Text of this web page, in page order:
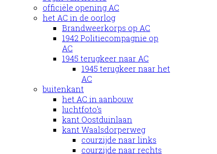
officiële opening AC
het AC in de oorlog
Brandweerkorps op AC
1942 Politiecompagnie op
AC
1945 terugkeer naar AC
1945 terugkeer naar het
AC
buitenkant
het AC in aanbouw
luchtfoto's
kant Oostduinlaan
kant Waalsdorperweg
courzijde naar links
courzijde naar rechts